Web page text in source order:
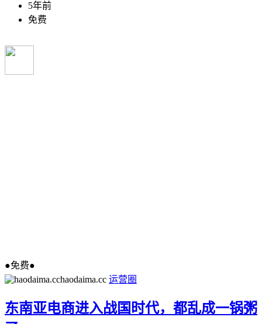
5年前
免费
●免费●
haodaima.cc 运营圈
东南亚电商进入战国时代，都乱成一锅粥